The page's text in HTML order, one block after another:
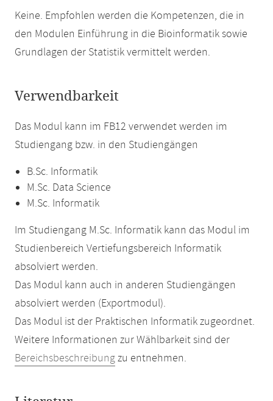
Keine. Empfohlen werden die Kompetenzen, die in
den Modulen Einführung in die Bioinformatik sowie
Grundlagen der Statistik vermittelt werden.
Verwendbarkeit
Das Modul kann im FB12 verwendet werden im
Studiengang bzw. in den Studiengängen
B.Sc. Informatik
M.Sc. Data Science
M.Sc. Informatik
Im Studiengang M.Sc. Informatik kann das Modul im
Studienbereich Vertiefungsbereich Informatik
absolviert werden.
Das Modul kann auch in anderen Studiengängen
absolviert werden (Exportmodul).
Das Modul ist der Praktischen Informatik zugeordnet.
Weitere Informationen zur Wählbarkeit sind der
Bereichsbeschreibungzu entnehmen.